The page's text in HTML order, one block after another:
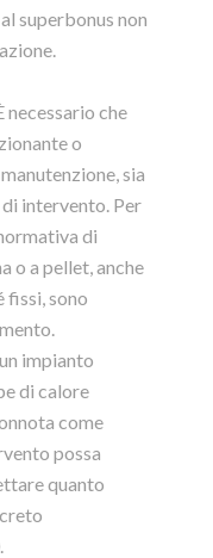
superbonus non
necessario che
o
sia
intervento. Per
di
o a pellet, anche
fissi, sono
impianto
di calore
come
possa
quanto